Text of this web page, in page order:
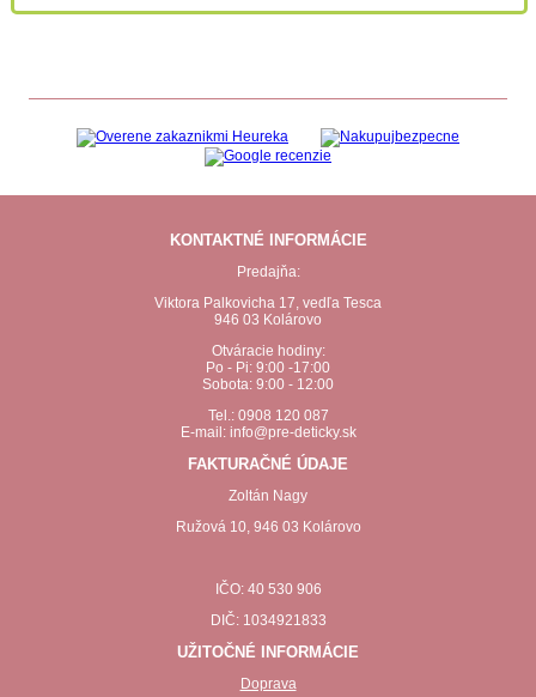
KONTAKTNÉ INFORMÁCIE
Predajňa:
Viktora Palkovicha 17, vedľa Tesca
946 03 Kolárovo
Otváracie hodiny:
Po - Pi: 9:00 -17:00
Sobota: 9:00 - 12:00
Tel.: 0908 120 087
E-mail: info@pre-deticky.sk
FAKTURAČNÉ ÚDAJE
Zoltán Nagy
Ružová 10, 946 03 Kolárovo
IČO: 40 530 906
DIČ: 1034921833
UŽITOČNÉ INFORMÁCIE
Doprava